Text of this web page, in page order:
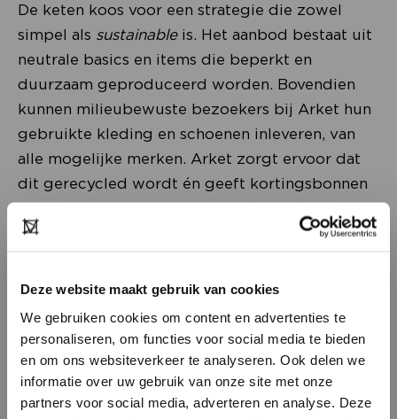
Deze website maakt gebruik van cookies
We gebruiken cookies om content en advertenties te
personaliseren, om functies voor social media te bieden
en om ons websiteverkeer te analyseren. Ook delen we
informatie over uw gebruik van onze site met onze
partners voor social media, adverteren en analyse. Deze
De keten koos voor een strategie die zowel
simpel als sustainableis. Het aanbod bestaat uit
neutrale basics en items die beperkt en
duurzaam geproduceerd worden. Bovendien
kunnen milieubewuste bezoekers bij Arket hun
gebruikte kleding en schoenen inleveren, van
alle mogelijke merken. Arket zorgt ervoor dat
dit gerecycled wordt én geeft kortingsbonnen
voor aankopen in de winkel alsincentive.
Happy-happy-win-win voor iedereen.